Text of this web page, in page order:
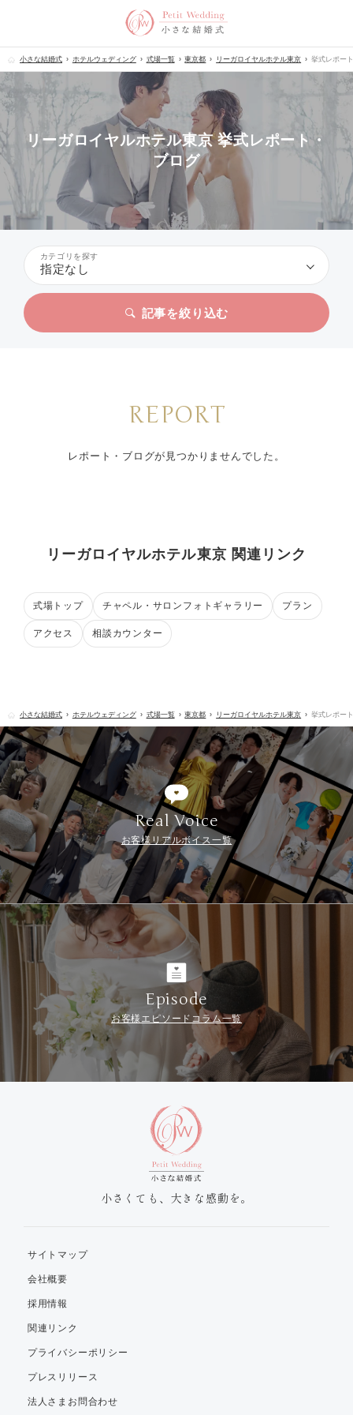
小さな結婚式 ホテルウェディング 式場一覧 東京都 リーガロイヤルホテル東京 挙式レポー
リーガロイヤルホテル東京 挙式レポート・
ブログ
カテゴリを探す
指定なし
記事を絞り込む
REPORT
レポート・ブログが見つかりませんでした。
リーガロイヤルホテル東京 関連リンク
式場トップ チャペル・サロンフォトギャラリー プラン
アクセス 相談カウンター
小さな結婚式 ホテルウェディング 式場一覧 東京都 リーガロイヤルホテル東京 挙式レポー
Real Voice
お客様リアルボイス一覧
Episode
お客様エピソードコラム一覧
小さくても、大きな感動を。
サイトマップ
会社概要
採用情報
関連リンク
プライバシーポリシー
プレスリリース
法人さまお問合わせ